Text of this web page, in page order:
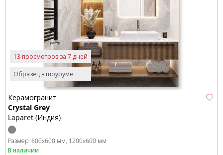
Образец в шоуруме
13 просмотров за 7 дней
Керамогранит
Crystal Grey
Laparet (Индия)
Размер: 600x600 мм 1200x600 мм
В наличии